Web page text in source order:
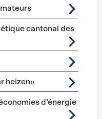
cantonal des
heizen»
d’énergie